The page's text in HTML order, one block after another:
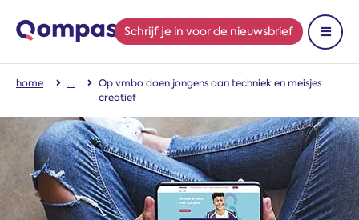
Schrijf je in voor de nieuwsbrief
Toon
home
Op vmbo doen jongens aan techniek en meisjes
creatief